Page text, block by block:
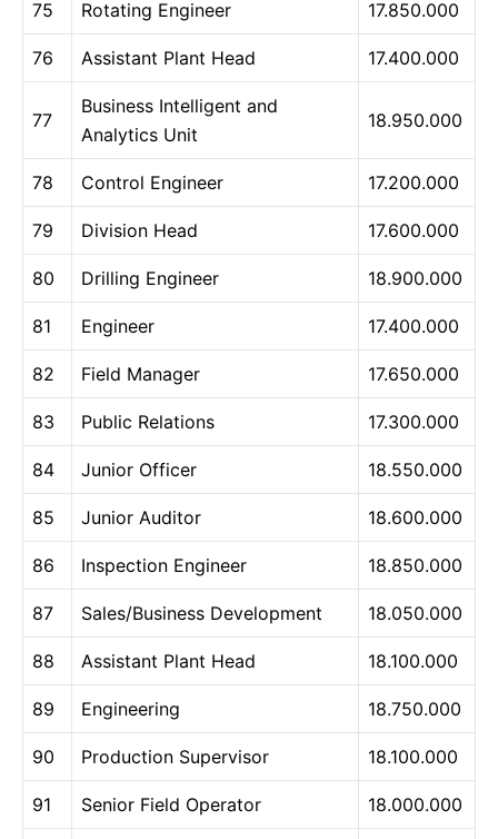
75 Rotating Engineer 17.850.000
76 Assistant Plant Head 17.400.000
77
Business Intelligent and
Analytics Unit
18.950.000
78 Control Engineer 17.200.000
79 Division Head 17.600.000
80 Drilling Engineer 18.900.000
81 Engineer 17.400.000
82 Field Manager 17.650.000
83 Public Relations 17.300.000
84 Junior Officer 18.550.000
85 Junior Auditor 18.600.000
86 Inspection Engineer 18.850.000
87 Sales/Business Development 18.050.000
88 Assistant Plant Head 18.100.000
89 Engineering 18.750.000
90 Production Supervisor 18.100.000
91 Senior Field Operator 18.000.000